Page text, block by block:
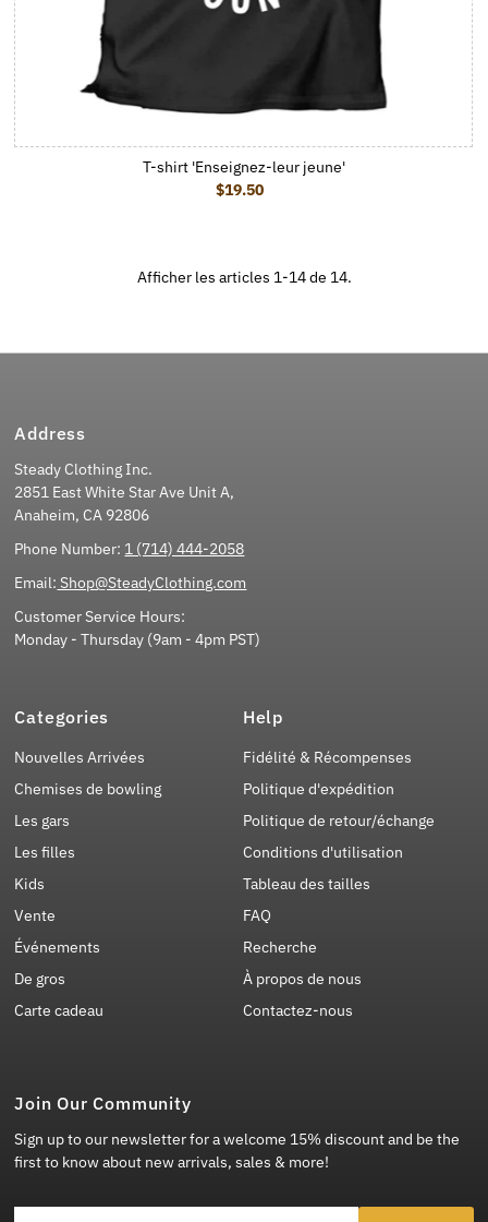
T-shirt 'Enseignez-leur jeune'
Prix ordinaire
$19.50
Afficher les articles 1-14 de 14.
Address
Steady Clothing Inc.
2851 East White Star Ave Unit A,
Anaheim, CA 92806
Phone Number: 1 (714) 444-2058
Email: Shop@SteadyClothing.com
Customer Service Hours:
Monday - Thursday (9am - 4pm PST)
Categories
Nouvelles Arrivées
Chemises de bowling
Les gars
Les filles
Kids
Vente
Événements
De gros
Carte cadeau
Help
Fidélité & Récompenses
Politique d'expédition
Politique de retour/échange
Conditions d'utilisation
Tableau des tailles
FAQ
Recherche
À propos de nous
Contactez-nous
Join Our Community
Sign up to our newsletter for a welcome 15% discount and be the
first to know about new arrivals, sales & more!